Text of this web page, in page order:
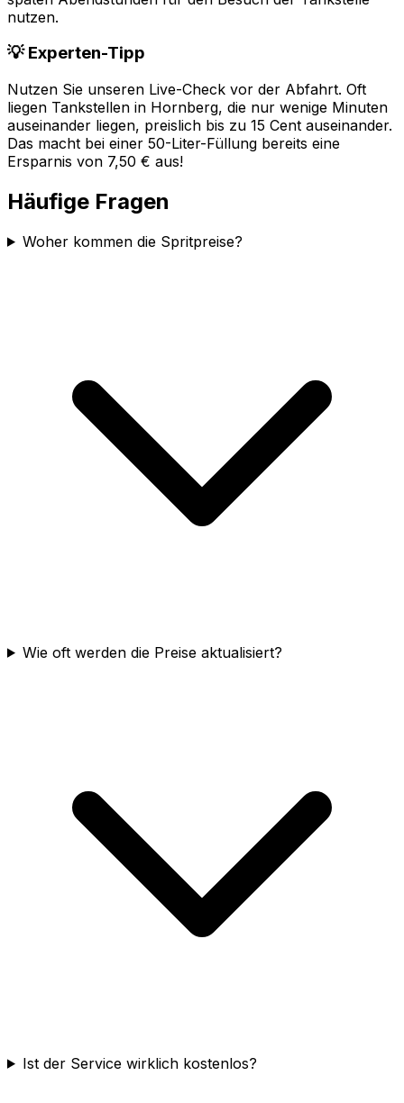
nutzen.
💡 Experten-Tipp
Nutzen Sie unseren Live-Check vor der Abfahrt. Oft
liegen Tankstellen in Hornberg, die nur wenige Minuten
auseinander liegen, preislich bis zu 15 Cent auseinander.
Das macht bei einer 50-Liter-Füllung bereits eine
Ersparnis von 7,50 € aus!
Häufige Fragen
Woher kommen die Spritpreise?
Wie oft werden die Preise aktualisiert?
Ist der Service wirklich kostenlos?